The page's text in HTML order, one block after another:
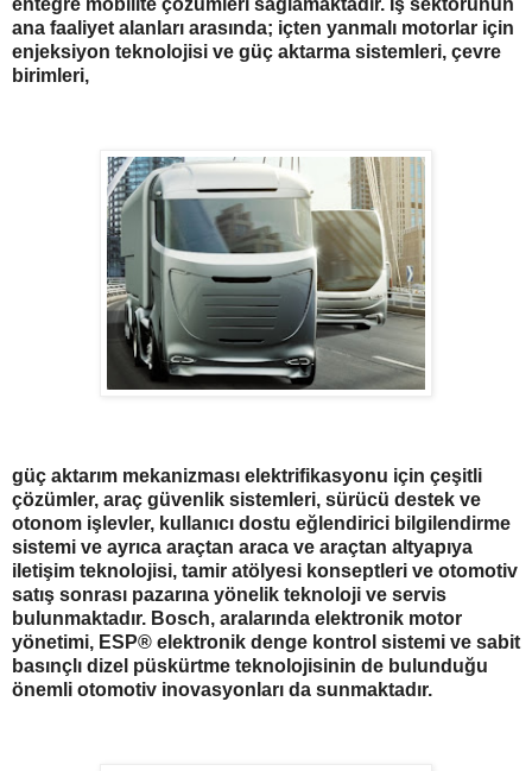
entegre mobilite çözümleri sağlamaktadır. İş sektörünün
ana faaliyet alanları arasında; içten yanmalı motorlar için
enjeksiyon teknolojisi ve güç aktarma sistemleri, çevre
birimleri,
güç aktarım mekanizması elektrifikasyonu için çeşitli
çözümler, araç güvenlik sistemleri, sürücü destek ve
otonom işlevler, kullanıcı dostu eğlendirici bilgilendirme
sistemi ve ayrıca araçtan araca ve araçtan altyapıya
iletişim teknolojisi, tamir atölyesi konseptleri ve otomotiv
satış sonrası pazarına yönelik teknoloji ve servis
bulunmaktadır. Bosch, aralarında elektronik motor
yönetimi, ESP® elektronik denge kontrol sistemi ve sabit
basınçlı dizel püskürtme teknolojisinin de bulunduğu
önemli otomotiv inovasyonları da sunmaktadır.